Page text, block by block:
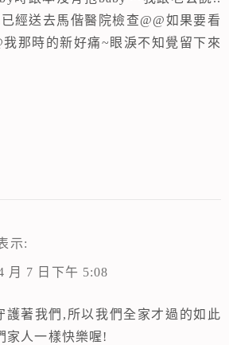
經送去馬偕醫院檢查@@如果要看
那時的新好痛~眼淚不知覺留下來
示:
月 7 日下午 5:08
護著我們,所以我們全家才過的如此
家人一樣快樂喔!